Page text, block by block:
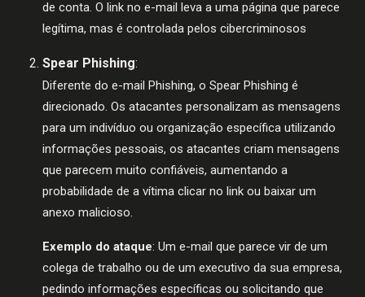
de conta. O link no e-mail leva a uma página que parece
legítima, mas é controlada pelos cibercriminosos
Spear Phishing:
Diferente do e-mail Phishing, o Spear Phishing é
direcionado. Os atacantes personalizam as mensagens
para um indivíduo ou organização específica utilizando
informações pessoais, os atacantes criam mensagens
que parecem muito confiáveis, aumentando a
probabilidade de a vítima clicar no link ou baixar um
anexo malicioso.
Exemplo do ataque: Um e-mail que parece vir de um
colega de trabalho ou de um executivo da sua empresa,
pedindo informações específicas ou solicitando que